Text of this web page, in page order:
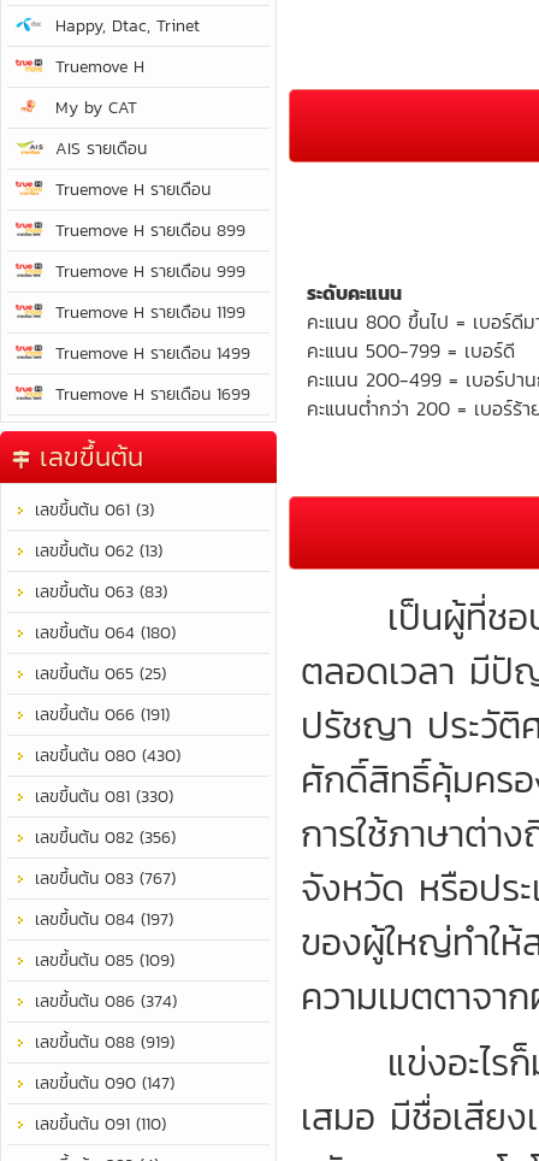
Happy, Dtac, Trinet
Truemove H
My by CAT
AIS รายเดือน
Truemove H รายเดือน
Truemove H รายเดือน 899
Truemove H รายเดือน 999
Truemove H รายเดือน 1199
Truemove H รายเดือน 1499
Truemove H รายเดือน 1699
เลขขึ้นต้น
เลขขึ้นต้น 061 (3)
เลขขึ้นต้น 062 (13)
เลขขึ้นต้น 063 (83)
เลขขึ้นต้น 064 (180)
เลขขึ้นต้น 065 (25)
เลขขึ้นต้น 066 (191)
เลขขึ้นต้น 080 (430)
เลขขึ้นต้น 081 (330)
เลขขึ้นต้น 082 (356)
เลขขึ้นต้น 083 (767)
เลขขึ้นต้น 084 (197)
เลขขึ้นต้น 085 (109)
เลขขึ้นต้น 086 (374)
เลขขึ้นต้น 088 (919)
เลขขึ้นต้น 090 (147)
เลขขึ้นต้น 091 (110)
ระดับคะแนน
คะแนน 800 ขึ้นไป = เบอร์ดี
คะแนน 500-799 = เบอร์ดี
คะแนน 200-499 = เบอร์ปา
คะแนนต่ำกว่า 200 = เบอร์ร้า
เป็นผู้ที่ชอบพั
ตลอดเวลา มีปั
ปรัชญา ประวัติ
ศักดิ์สิทธิ์คุ้มคร
การใช้ภาษาต่า
จังหวัด หรือปร
ของผู้ใหญ่ทำใ
ความเมตตาจา
แข่งอะไรก็มั
เสมอ มีชื่อเสีย